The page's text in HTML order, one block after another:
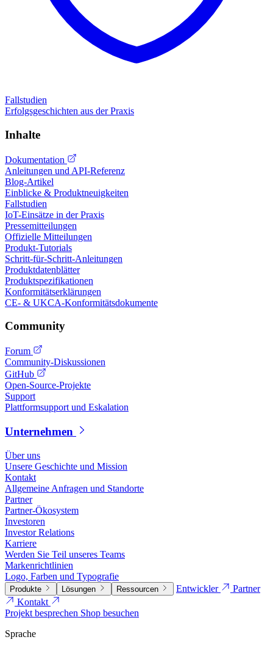
Fallstudien
Erfolgsgeschichten aus der Praxis
Inhalte
Dokumentation
Anleitungen und API-Referenz
Blog-Artikel
Einblicke & Produktneuigkeiten
Fallstudien
IoT-Einsätze in der Praxis
Pressemitteilungen
Offizielle Mitteilungen
Produkt-Tutorials
Schritt-für-Schritt-Anleitungen
Produktdatenblätter
Produktspezifikationen
Konformitätserklärungen
CE- & UKCA-Konformitätsdokumente
Community
Forum
Community-Diskussionen
GitHub
Open-Source-Projekte
Support
Plattformsupport und Eskalation
Unternehmen
Über uns
Unsere Geschichte und Mission
Kontakt
Allgemeine Anfragen und Standorte
Partner
Partner-Ökosystem
Investoren
Investor Relations
Karriere
Werden Sie Teil unseres Teams
Markenrichtlinien
Logo, Farben und Typografie
Produkte Lösungen Ressourcen Entwickler
Partner
Kontakt
Projekt besprechen Shop besuchen
Sprache